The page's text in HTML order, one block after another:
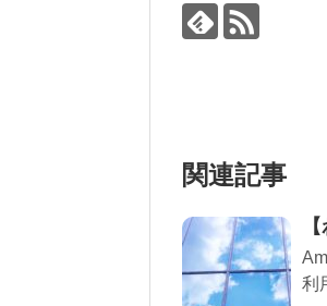
関連記事
利